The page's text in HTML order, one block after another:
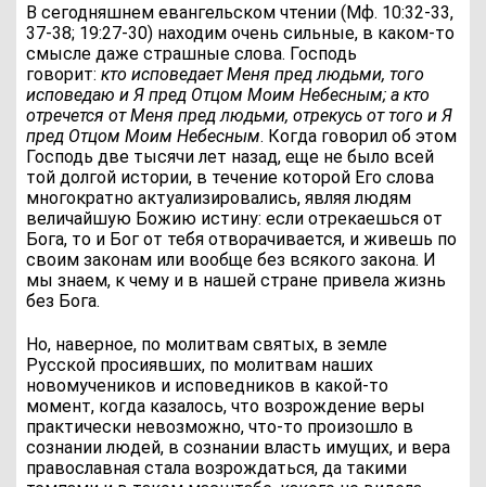
В сегодняшнем евангельском чтении (Мф. 10:32-33,
37-38; 19:27-30) находим очень сильные, в каком-то
смысле даже страшные слова. Господь
говорит:кто исповедает Меня пред людьми, того
исповедаю и Я пред Отцом Моим Небесным; а кто
отречется от Меня пред людьми, отрекусь от того и Я
пред Отцом Моим Небесным. Когда говорил об этом
Господь две тысячи лет назад, еще не было всей
той долгой истории, в течение которой Его слова
многократно актуализировались, являя людям
величайшую Божию истину: если отрекаешься от
Бога, то и Бог от тебя отворачивается, и живешь по
своим законам или вообще без всякого закона. И
мы знаем, к чему и в нашей стране привела жизнь
без Бога.
Но, наверное, по молитвам святых, в земле
Русской просиявших, по молитвам наших
новомучеников и исповедников в какой-то
момент, когда казалось, что возрождение веры
практически невозможно, что-то произошло в
сознании людей, в сознании власть имущих, и вера
православная стала возрождаться, да такими